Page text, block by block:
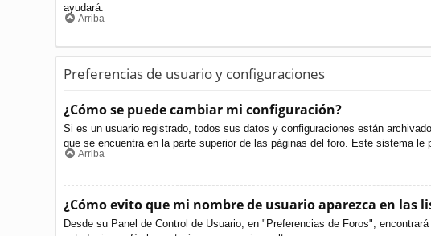
ayudará.
Arriba
Preferencias de usuario y configuraciones
¿Cómo se puede cambiar mi configuración?
Si es un usuario registrado, todos sus datos y configuraciones están
que se encuentra en la parte superior de las páginas del foro. Este sistema le
Arriba
¿Cómo evito que mi nombre de usuario aparezca en las
Desde su Panel de Control de Usuario, en "Preferencias de Foros",